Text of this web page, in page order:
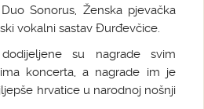
Sonorus, Ženska pjevačka
vokalni sastav Đurđevčice.
su nagrade svim
koncerta, a nagrade im je
hrvatice u narodnoj nošnji